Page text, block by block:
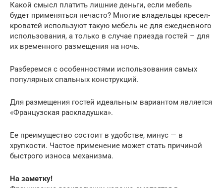
Какой смысл платить лишние деньги, если мебель
будет применяться нечасто? Многие владельцы кресел-
кроватей используют такую мебель не для ежедневного
использования, а только в случае приезда гостей – для
их временного размещения на ночь.
Разберемся с особенностями использования самых
популярных спальных конструкций.
Для размещения гостей идеальным вариантом является
«Французская раскладушка».
Ее преимущество состоит в удобстве, минус — в
хрупкости. Частое применение может стать причиной
быстрого износа механизма.
На заметку!